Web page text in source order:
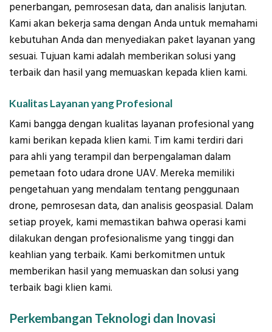
penerbangan, pemrosesan data, dan analisis lanjutan.
Kami akan bekerja sama dengan Anda untuk memahami
kebutuhan Anda dan menyediakan paket layanan yang
sesuai. Tujuan kami adalah memberikan solusi yang
terbaik dan hasil yang memuaskan kepada klien kami.
Kualitas Layanan yang Profesional
Kami bangga dengan kualitas layanan profesional yang
kami berikan kepada klien kami. Tim kami terdiri dari
para ahli yang terampil dan berpengalaman dalam
pemetaan foto udara drone UAV. Mereka memiliki
pengetahuan yang mendalam tentang penggunaan
drone, pemrosesan data, dan analisis geospasial. Dalam
setiap proyek, kami memastikan bahwa operasi kami
dilakukan dengan profesionalisme yang tinggi dan
keahlian yang terbaik. Kami berkomitmen untuk
memberikan hasil yang memuaskan dan solusi yang
terbaik bagi klien kami.
Perkembangan Teknologi dan Inovasi